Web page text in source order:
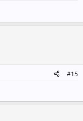
#15